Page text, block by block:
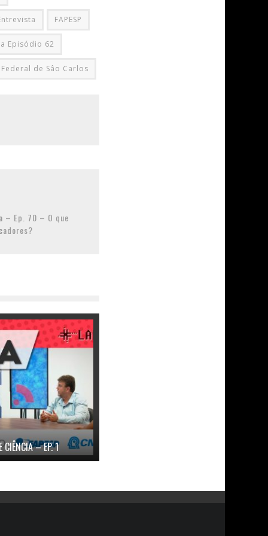
FAPESP
Episódio 62
de Sâo Carlos
– Ep. 70 – O que
CIÊNCIA – EP. 1